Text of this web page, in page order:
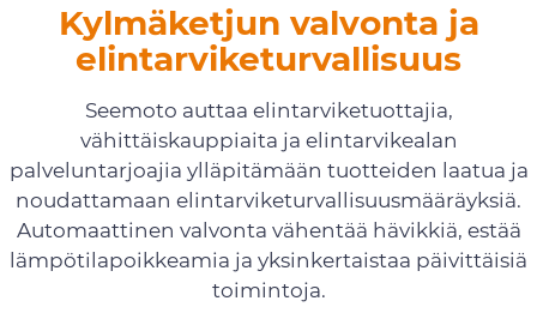
Kylmäketjun valvonta ja
elintarviketurvallisuus
Seemoto auttaa elintarviketuottajia,
vähittäiskauppiaita ja elintarvikealan
palveluntarjoajia ylläpitämään tuotteiden laatua ja
noudattamaan elintarviketurvallisuusmääräyksiä.
Automaattinen valvonta vähentää hävikkiä, estää
lämpötilapoikkeamia ja yksinkertaistaa päivittäisiä
toimintoja.